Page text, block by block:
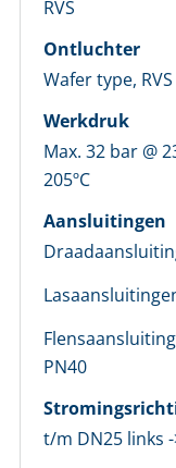
RVS
Ontluchter
Wafer type,
Werkdruk
Max. 32 bar @
205ºC
Aansluitingen
PN40
t/m DN25 links
Maak eerst